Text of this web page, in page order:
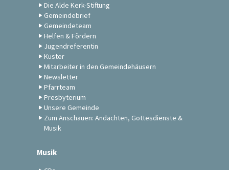
Die Alde Kerk-Stiftung
Gemeindebrief
Gemeindeteam
Helfen & Fördern
Jugendreferentin
Küster
Mitarbeiter in den Gemeindehäusern
Newsletter
Pfarrteam
Presbyterium
Unsere Gemeinde
Zum Anschauen: Andachten, Gottesdienste &
Musik
Musik